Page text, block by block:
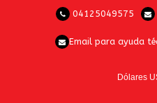
04125049575
Email para ayuda
Dólares